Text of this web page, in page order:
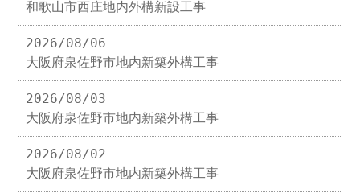
和歌山市西庄地内外構新設工事
2026/08/06
大阪府泉佐野市地内新築外構工事
2026/08/03
大阪府泉佐野市地内新築外構工事
2026/08/02
大阪府泉佐野市地内新築外構工事